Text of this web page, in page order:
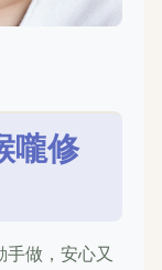
嚨修
做，安心又